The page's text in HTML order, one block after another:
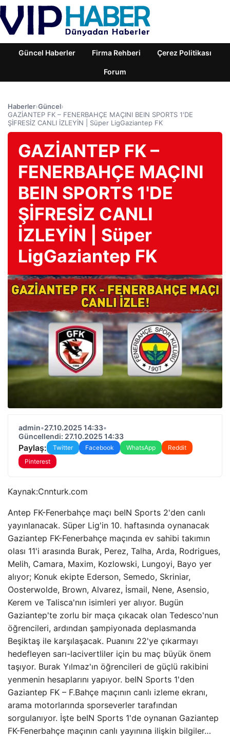
Güncel Haberler Firma Rehberi Çerez Politikası
Forum
Haberler›Güncel›
GAZİANTEP FK – FENERBAHÇE MAÇINI BEIN SPORTS 1'DE
ŞİFRESİZ CANLI İZLEYİN | Süper LigGaziantep FK
GAZİANTEP FK –
FENERBAHÇE MAÇINI
BEIN SPORTS 1'DE
ŞİFRESİZ CANLI
İZLEYİN | Süper
LigGaziantep FK
admin•27.10.2025 14:33•
Güncellendi: 27.10.2025 14:33
Paylaş: Twitter Facebook WhatsApp
Reddit
Pinterest
Kaynak:Cnnturk.com
Antep FK-Fenerbahçe maçı beIN Sports 2'den canlı
yayınlanacak. Süper Lig'in 10. haftasında oynanacak
Gaziantep FK-Fenerbahçe maçında ev sahibi takımın
olası 11'i arasında Burak, Perez, Talha, Arda, Rodrigues,
Melih, Camara, Maxim, Kozlowski, Lungoyi, Bayo yer
alıyor; Konuk ekipte Ederson, Semedo, Skriniar,
Oosterwolde, Brown, Alvarez, İsmail, Nene, Asensio,
Kerem ve Talisca'nın isimleri yer alıyor. Bugün
Gaziantep'te zorlu bir maça çıkacak olan Tedesco'nun
öğrencileri, ardından şampiyonada deplasmanda
Beşiktaş ile karşılaşacak. Puanını 22'ye çıkarmayı
hedefleyen sarı-lacivertliler için bu maç büyük önem
taşıyor. Burak Yılmaz'ın öğrencileri de güçlü rakibini
yenmenin hesaplarını yapıyor. beIN Sports 1'den
Gaziantep FK – F.Bahçe maçının canlı izleme ekranı,
arama motorlarında sporseverler tarafından
sorgulanıyor. İşte beIN Sports 1'de oynanan Gaziantep
FK-Fenerbahçe maçının canlı yayınına ilişkin bilgiler…